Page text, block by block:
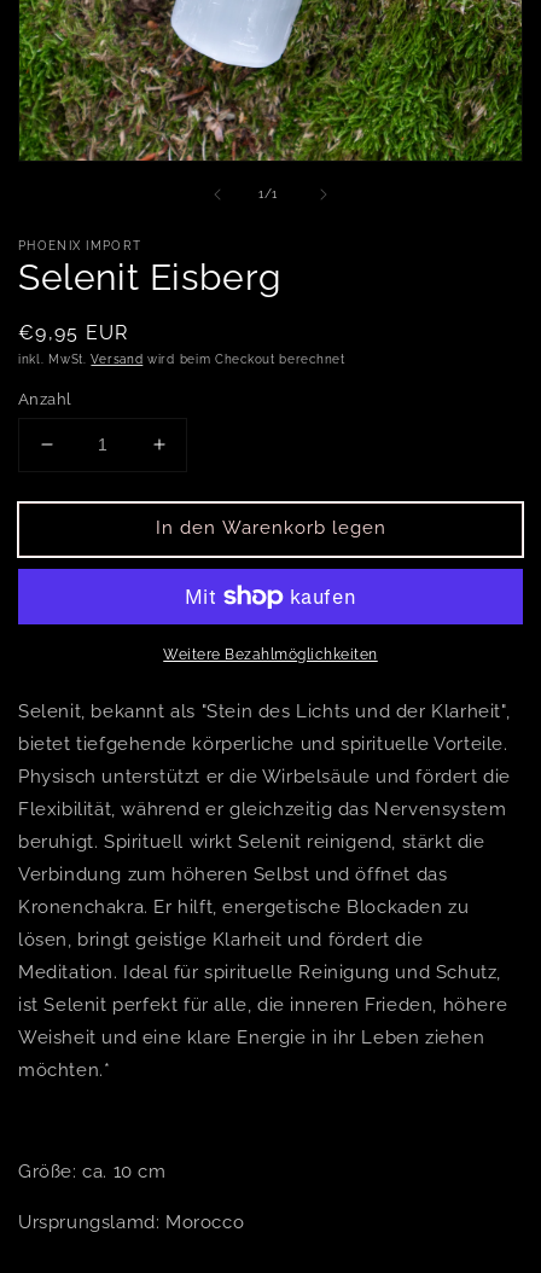
1/
von1
PHOENIX IMPORT
Selenit Eisberg
Normaler Preis
€9,95 EUR
inkl. MwSt.Versand wird beim Checkout berechnet
Anzahl
Verringere die Menge für Selenit Eisberg
Erhöhe die Menge für Selenit Eisberg
In den Warenkorb legen
Weitere Bezahlmöglichkeiten
Selenit, bekannt als "Stein des Lichts und der Klarheit",
bietet tiefgehende körperliche und spirituelle Vorteile.
Physisch unterstützt er die Wirbelsäule und fördert die
Flexibilität, während er gleichzeitig das Nervensystem
beruhigt. Spirituell wirkt Selenit reinigend, stärkt die
Verbindung zum höheren Selbst und öffnet das
Kronenchakra. Er hilft, energetische Blockaden zu
lösen, bringt geistige Klarheit und fördert die
Meditation. Ideal für spirituelle Reinigung und Schutz,
ist Selenit perfekt für alle, die inneren Frieden, höhere
Weisheit und eine klare Energie in ihr Leben ziehen
möchten.*
Größe: ca. 10 cm
Ursprungslamd: Morocco